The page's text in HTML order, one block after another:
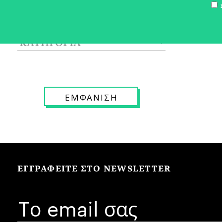
ΕΓΓΡΑΦΕΙΤΕ ΣΤΟ NEWSLETTER